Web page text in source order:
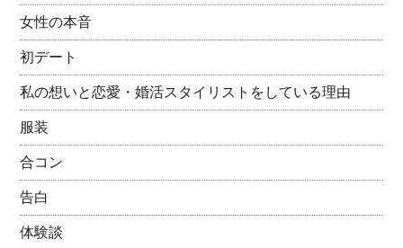
女性の本音
初デート
私の想いと恋愛・婚活スタイリストをしている理由
服装
合コン
告白
体験談